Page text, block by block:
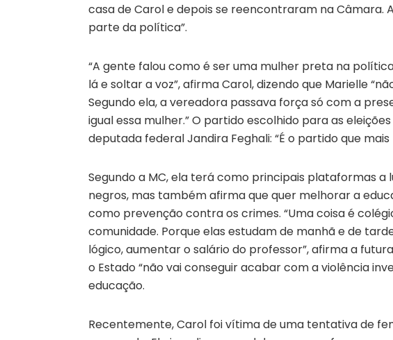
casa de Carol e depois se reencontraram na Câmara.
parte da política”.
“A gente falou como é ser uma mulher preta na
lá e soltar a voz”, afirma Carol, dizendo que Marielle
Segundo ela, a vereadora passava força só com a
igual essa mulher.” O partido escolhido para as
deputada federal Jandira Feghali: “É o partido que
Segundo a MC, ela terá como principais plataformas a
negros, mas também afirma que quer melhorar a
como prevenção contra os crimes. “Uma coisa é
comunidade. Porque elas estudam de manhã e de
lógico, aumentar o salário do professor”, afirma a
o Estado “não vai conseguir acabar com a violência
educação.
Recentemente, Carol foi vítima de uma tentativa de